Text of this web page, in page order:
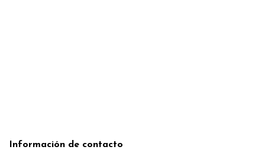
Información de contacto